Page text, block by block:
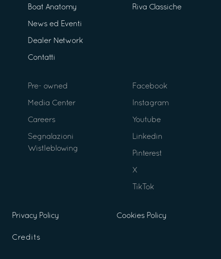
Boat Anatomy
News ed Eventi
Dealer Network
Contatti
Riva Classiche
Pre- owned
Media Center
Careers
Segnalazioni
Wistleblowing
Facebook
Instagram
Youtube
Linkedin
Pinterest
X
TikTok
Privacy Policy Cookies Policy
Credits